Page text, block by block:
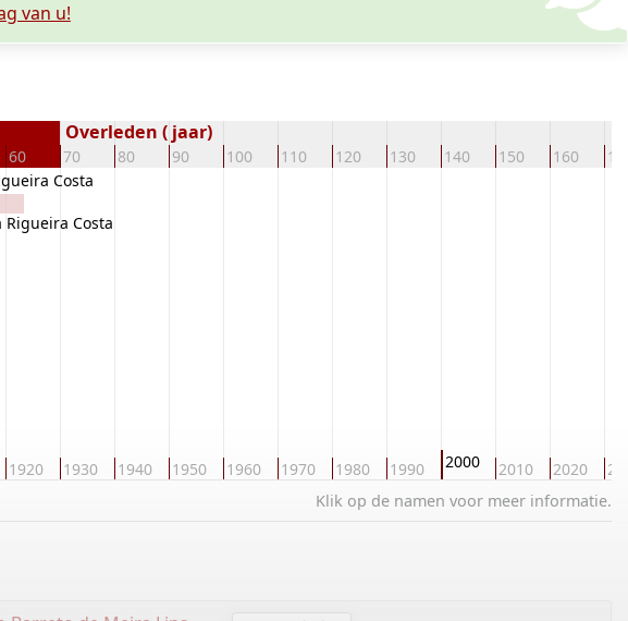
van u!
60 70 80 90 100 110 120 130 140 150 160
Overleden ( jaar)
1920 1930 1940 1950 1960 1970 1980 1990 2000 2010 2020
Costa
Rigueira Costa
Klik op de namen voor meer informatie.